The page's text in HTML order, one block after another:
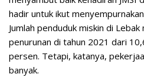
hadir untuk ikut
Jumlah penduduk miskin di
penurunan di tahun 2021 dari
persen. Tetapi, katanya,
banyak.